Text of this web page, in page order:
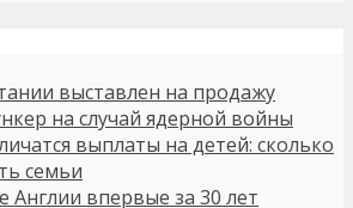
выставлен на продажу
на случай ядерной войны
выплаты на детей: сколько
семьи
Англии впервые за 30 лет